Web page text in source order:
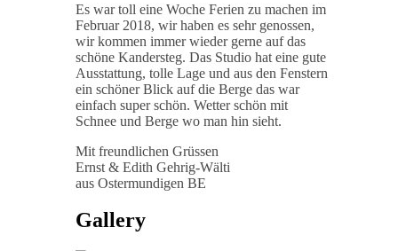
Es war toll eine Woche Ferien zu machen im
Februar 2018, wir haben es sehr genossen,
wir kommen immer wieder gerne auf das
schöne Kandersteg. Das Studio hat eine gute
Ausstattung, tolle Lage und aus den Fenstern
ein schöner Blick auf die Berge das war
einfach super schön. Wetter schön mit
Schnee und Berge wo man hin sieht.
Mit freundlichen Grüssen
Ernst & Edith Gehrig-Wälti
aus Ostermundigen BE
Gallery